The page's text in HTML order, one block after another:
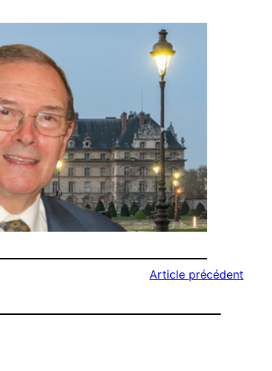
Article précédent